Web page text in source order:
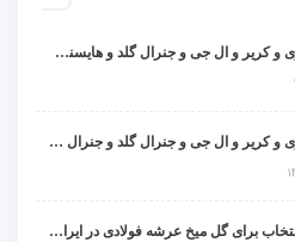
مقایسه کولر گازی گری و کریر و ال جی و جنرال گلد و هایسنس و مدیا و اجنرال
مقایسه کولر گازی گری و کریر و ال جی و جنرال گلد و جنرال شکار و سامسونگ و یونیوا
چرا آهن بتا، نخستین انتخاب برای گل میخ عرشه فولادی در ایران است؟